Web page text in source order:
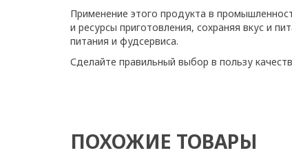
Применение этого продукта в
и ресурсы приготовления, сохраняя вкус и
питания и фудсервиса.
Сделайте правильный выбор в пользу
ПОХОЖИЕ ТОВАРЫ